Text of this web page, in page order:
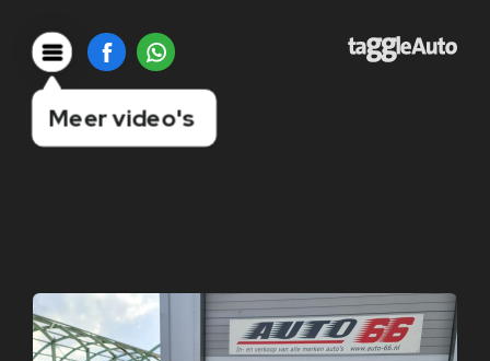
Meer video's